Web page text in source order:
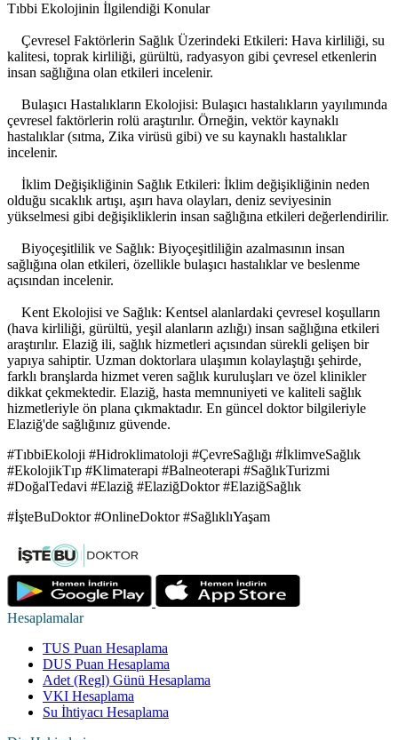
Tıbbi Ekolojinin İlgilendiği Konular
Çevresel Faktörlerin Sağlık Üzerindeki Etkileri: Hava kirliliği, su
kalitesi, toprak kirliliği, gürültü, radyasyon gibi çevresel etkenlerin
insan sağlığına olan etkileri incelenir.
Bulaşıcı Hastalıkların Ekolojisi: Bulaşıcı hastalıkların yayılımında
çevresel faktörlerin rolü araştırılır. Örneğin, vektör kaynaklı
hastalıklar (sıtma, Zika virüsü gibi) ve su kaynaklı hastalıklar
incelenir.
İklim Değişikliğinin Sağlık Etkileri: İklim değişikliğinin neden
olduğu sıcaklık artışı, aşırı hava olayları, deniz seviyesinin
yükselmesi gibi değişikliklerin insan sağlığına etkileri değerlendirilir.
Biyoçeşitlilik ve Sağlık: Biyoçeşitliliğin azalmasının insan
sağlığına olan etkileri, özellikle bulaşıcı hastalıklar ve beslenme
açısından incelenir.
Kent Ekolojisi ve Sağlık: Kentsel alanlardaki çevresel koşulların
(hava kirliliği, gürültü, yeşil alanların azlığı) insan sağlığına etkileri
araştırılır. Elaziğ ili, sağlık hizmetleri açısından sürekli gelişen bir
yapıya sahiptir. Uzman doktorlara ulaşımın kolaylaştığı şehirde,
farklı branşlarda hizmet veren sağlık kuruluşları ve özel klinikler
dikkat çekmektedir. Elaziğ, hasta memnuniyeti ve kaliteli sağlık
hizmetleriyle ön plana çıkmaktadır. En güncel doktor bilgileriyle
Elaziğ'de sağlığınız güvende.
#TıbbiEkoloji #Hidroklimatoloji #ÇevreSağlığı #İklimveSağlık
#EkolojikTıp #Klimaterapi #Balneoterapi #SağlıkTurizmi
#DoğalTedavi #Elaziğ #ElaziğDoktor #ElaziğSağlık
#İşteBuDoktor #OnlineDoktor #SağlıklıYaşam
Hesaplamalar
TUS Puan Hesaplama
DUS Puan Hesaplama
Adet (Regl) Günü Hesaplama
VKI Hesaplama
Su İhtiyacı Hesaplama